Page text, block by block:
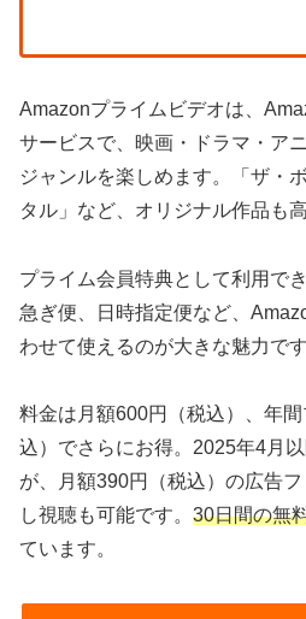
Amazonプライムビデオは、
サービスで、映画・ドラマ・ア
ジャンルを楽しめます。「ザ・
タル」など、オリジナル作品も
プライム会員特典として利用で
急ぎ便、日時指定便など、
わせて使えるのが大きな魅力です
料金は月額600円（税込）、年
込）でさらにお得。2025年4月
が、月額390円（税込）の広告
し視聴も可能です。 30日間の無
ています。